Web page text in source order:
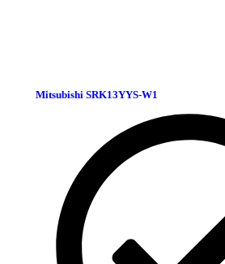
Mitsubishi SRK13YYS-W1